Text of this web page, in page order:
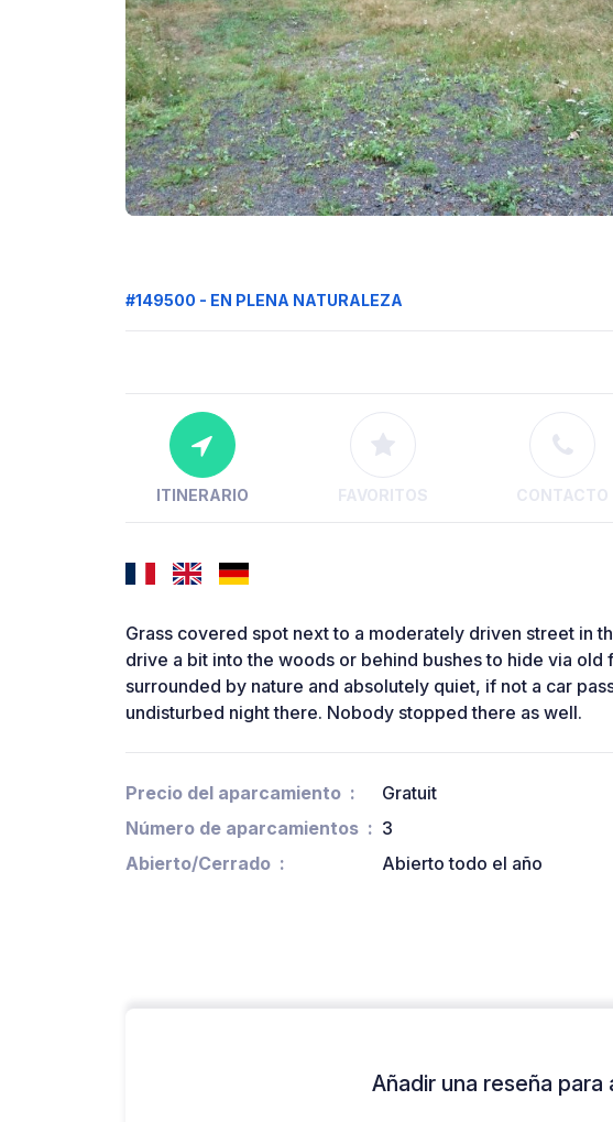
#149500 - EN PLENA NATURALEZA
ITINERARIO FAVORITOS CONTACTO
Grass covered spot next to a moderately driven street in
drive a bit into the woods or behind bushes to hide via old
surrounded by nature and absolutely quiet, if not a car
undisturbed night there. Nobody stopped there as well.
Precio del aparcamiento
Gratuit
Número de aparcamientos
3
Abierto/Cerrado
Abierto todo el año
Añadir una reseña